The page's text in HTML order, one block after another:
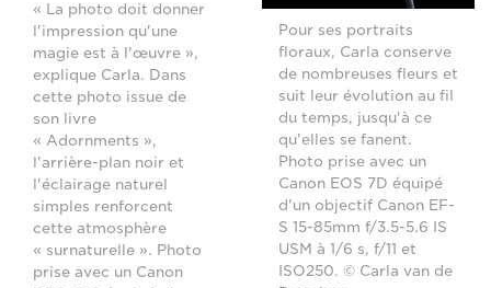
« La photo doit donner
l'impression qu'une
magie est à l'œuvre »,
explique Carla. Dans
cette photo issue de
son livre
« Adornments »,
l'arrière-plan noir et
l'éclairage naturel
simples renforcent
cette atmosphère
« surnaturelle ». Photo
prise avec un Canon
Pour ses portraits
floraux, Carla conserve
de nombreuses fleurs et
suit leur évolution au fil
du temps, jusqu'à ce
qu'elles se fanent.
Photo prise avec un
Canon EOS 7D équipé
d'un objectif Canon EF-
S 15-85mm f/3.5-5.6 IS
USM à 1/6 s, f/11 et
ISO250. © Carla van de